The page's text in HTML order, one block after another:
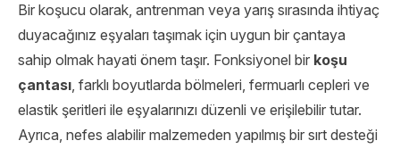
Bir koşucu olarak, antrenman veya yarış sırasında ihtiyaç
duyacağınız eşyaları taşımak için uygun bir çantaya
sahip olmak hayati önem taşır. Fonksiyonel bir koşu
çantası, farklı boyutlarda bölmeleri, fermuarlı cepleri ve
elastik şeritleri ile eşyalarınızı düzenli ve erişilebilir tutar.
Ayrıca, nefes alabilir malzemeden yapılmış bir sırt desteği